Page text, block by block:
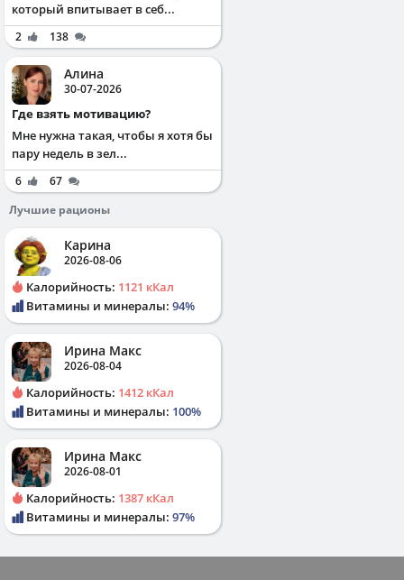
который впитывает в себ...
2 138
Алина
30-07-2026
Где взять мотивацию?
Мне нужна такая, чтобы я хотя бы
пару недель в зел...
6
67
Лучшие рационы
Карина
2026-08-06
Калорийность: 1121 кКал
Витамины и минералы: 94%
Ирина Макс
2026-08-04
Калорийность: 1412 кКал
Витамины и минералы: 100%
Ирина Макс
2026-08-01
Калорийность: 1387 кКал
Витамины и минералы: 97%